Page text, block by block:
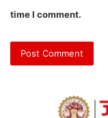
time I comment.